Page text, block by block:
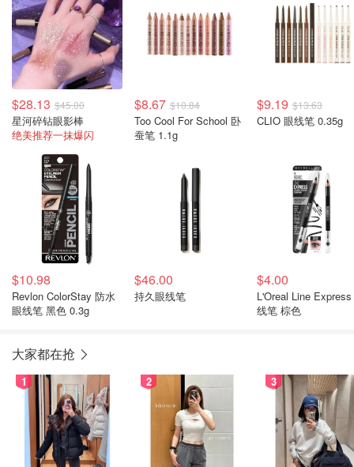
$28.13 $45.00
星河碎钻眼影棒
绝美推荐一抹爆闪
$8.67 $10.84
Too Cool For School 卧
蚕笔 1.1g
$9.19 $13.63
CLIO 眼线笔 0.35g
$10.98
Revlon ColorStay 防水
眼线笔 黑色 0.3g
$46.00
持久眼线笔
$4.00
L'Oreal Line
线笔 棕色
大家都在抢
1 2 3